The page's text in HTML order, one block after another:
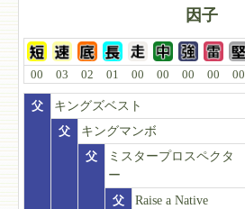
因子
00 03 02 01 00 00 00 00 00
父
キングズベスト
父
キングマンボ
父
ミスタープロスペクタ
ー
父
Raise a Native